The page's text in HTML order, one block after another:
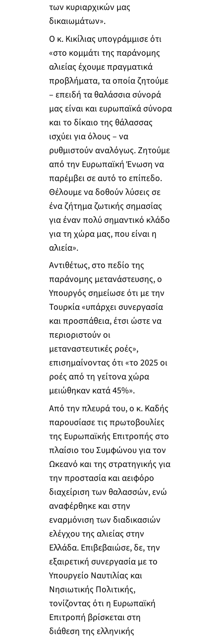
των κυριαρχικών μας
δικαιωμάτων».
Ο κ. Κικίλιας υπογράμμισε ότι
«στο κομμάτι της παράνομης
αλιείας έχουμε πραγματικά
προβλήματα, τα οποία ζητούμε
– επειδή τα θαλάσσια σύνορά
μας είναι και ευρωπαϊκά σύνορα
και το δίκαιο της θάλασσας
ισχύει για όλους – να
ρυθμιστούν αναλόγως. Ζητούμε
από την Ευρωπαϊκή Ένωση να
παρέμβει σε αυτό το επίπεδο.
Θέλουμε να δοθούν λύσεις σε
ένα ζήτημα ζωτικής σημασίας
για έναν πολύ σημαντικό κλάδο
για τη χώρα μας, που είναι η
αλιεία».
Αντιθέτως, στο πεδίο της
παράνομης μετανάστευσης, ο
Υπουργός σημείωσε ότι με την
Τουρκία «υπάρχει συνεργασία
και προσπάθεια, έτσι ώστε να
περιοριστούν οι
μεταναστευτικές ροές»,
επισημαίνοντας ότι «το 2025 οι
ροές από τη γείτονα χώρα
μειώθηκαν κατά 45%».
Από την πλευρά του, ο κ. Καδής
παρουσίασε τις πρωτοβουλίες
της Ευρωπαϊκής Επιτροπής στο
πλαίσιο του Συμφώνου για τον
Ωκεανό και της στρατηγικής για
την προστασία και αειφόρο
διαχείριση των θαλασσών, ενώ
αναφέρθηκε και στην
εναρμόνιση των διαδικασιών
ελέγχου της αλιείας στην
Ελλάδα. Επιβεβαιώσε, δε, την
εξαιρετική συνεργασία με το
Υπουργείο Ναυτιλίας και
Νησιωτικής Πολιτικής,
τονίζοντας ότι η Ευρωπαϊκή
Επιτροπή βρίσκεται στη
διάθεση της ελληνικής